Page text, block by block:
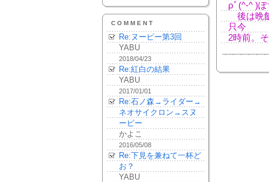
COMMENT
Re:ヌーピー第3回
YABU
2018/04/23
Re:紅白の結果
YABU
2017/01/01
Re:石ノ森→ライダー→
ネオサイクロン→スヌ
ーピー
かよこ
2016/05/08
Re:下見を兼ねて一杯ど
お？
YABU
ρﾞ(^-^ )
後は晩
只今
2時前。